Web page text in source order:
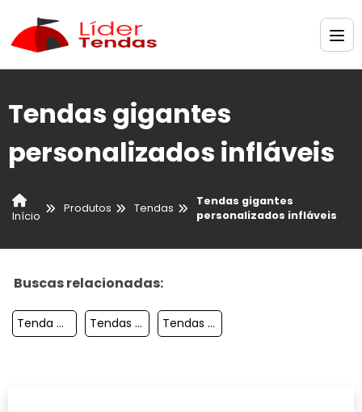
Tendas gigantes
personalizados infláveis
Início
Produtos Tendas
Tendas gigantes
personalizados infláveis
Buscas relacionadas:
Tenda Chapeu De Bruxa Para Eventos Tendas Gigantes Personalizados Inflaveis Tendas Gigantes Personalizados Para Pdv